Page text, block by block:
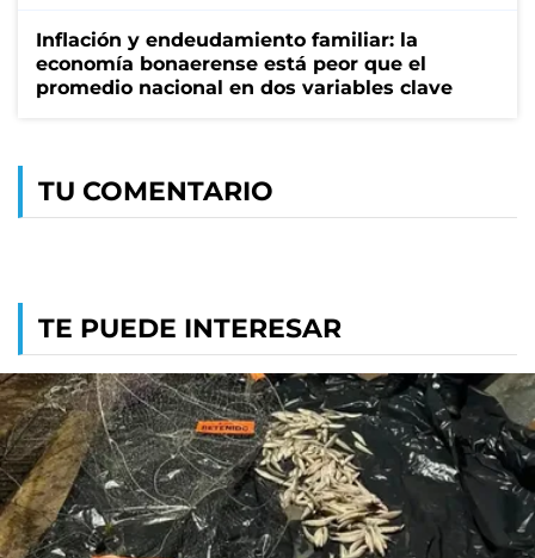
Inflación y endeudamiento familiar: la
economía bonaerense está peor que el
promedio nacional en dos variables clave
TU COMENTARIO
TE PUEDE INTERESAR